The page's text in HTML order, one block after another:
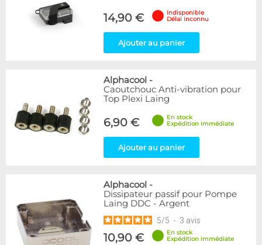
14,90 €
Indisponible
Délai inconnu
Ajouter au panier
Alphacool -
Caoutchouc Anti-vibration pour
Top Plexi Laing
6,90 €
En stock
Expédition immédiate
Ajouter au panier
Alphacool -
Dissipateur passif pour Pompe
Laing DDC - Argent
5/5 - 3 avis
10,90 €
En stock
Expédition immédiate